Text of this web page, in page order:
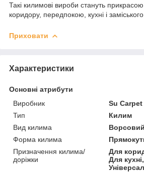
Такі килимові вироби стануть
коридору, передпокою, кухні і
Приховати
Характеристики
Основні атрибути
Виробник
Su
Тип
Килим
Вид килима
Ворсовий
Форма килима
Призначення килима/
доріжки
Для
Для